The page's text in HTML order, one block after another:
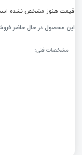
قیمت هنوز مشخص نشده
این محصول در حال حاضر
مشخصات فنی: